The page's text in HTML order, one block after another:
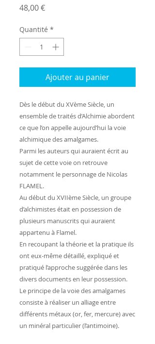
48,00 €Prix
Quantité *
Ajouter au panier
Dès le début du XVème Siècle, un
ensemble de traités d’Alchimie abordent
ce que l’on appelle aujourd’hui la voie
alchimique des amalgames.
Parmi les auteurs qui auraient écrit au
sujet de cette voie on retrouve
notamment le personnage de Nicolas
FLAMEL.
Au début du XVIIème Siècle, un groupe
d’alchimistes était en possession de
plusieurs manuscrits qui auraient
appartenu à Flamel.
En recoupant la théorie et la pratique ils
ont eux-même détaillé, expliqué et
pratiqué l’approche suggérée dans les
divers documents en leur possession.
Le principe de la voie des amalgames
consiste à réaliser un alliage entre
différents métaux (or, fer, mercure) avec
un minéral particulier (l’antimoine).